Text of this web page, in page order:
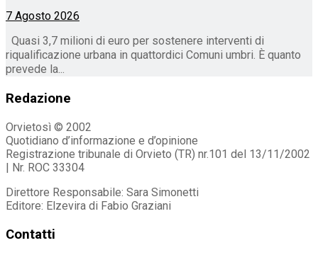
7 Agosto 2026
Quasi 3,7 milioni di euro per sostenere interventi di
riqualificazione urbana in quattordici Comuni umbri. È quanto
prevede la...
Redazione
Orvietosì © 2002
Quotidiano d’informazione e d’opinione
Registrazione tribunale di Orvieto (TR) nr.101 del 13/11/2002
| Nr. ROC 33304
Direttore Responsabile: Sara Simonetti
Editore: Elzevira di Fabio Graziani
Contatti